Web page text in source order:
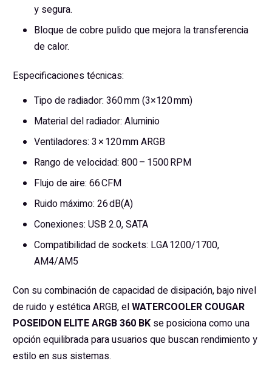
y segura.
Bloque de cobre pulido que mejora la transferencia
de calor.
Especificaciones técnicas:
Tipo de radiador: 360 mm (3×120 mm)
Material del radiador: Aluminio
Ventiladores: 3 × 120 mm ARGB
Rango de velocidad: 800 – 1500 RPM
Flujo de aire: 66 CFM
Ruido máximo: 26 dB(A)
Conexiones: USB 2.0, SATA
Compatibilidad de sockets: LGA 1200/1700,
AM4/AM5
Con su combinación de capacidad de disipación, bajo nivel
de ruido y estética ARGB, elWATERCOOLER COUGAR
POSEIDON ELITE ARGB 360 BK se posiciona como una
opción equilibrada para usuarios que buscan rendimiento y
estilo en sus sistemas.